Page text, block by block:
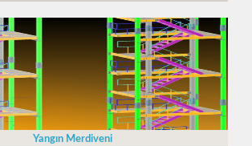
Yangın Merdiveni